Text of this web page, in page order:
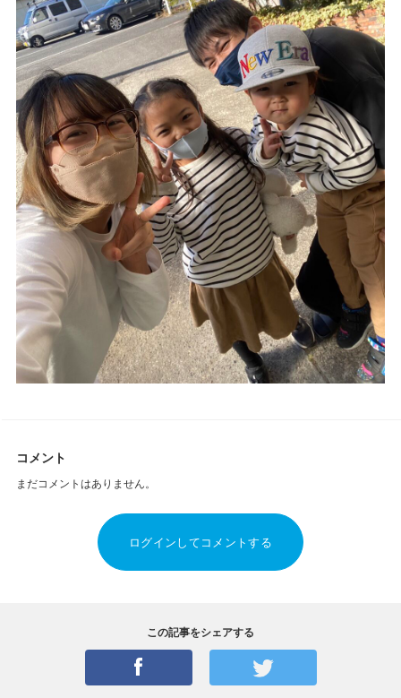
コメント
まだコメントはありません。
ログインしてコメントする
この記事をシェアする